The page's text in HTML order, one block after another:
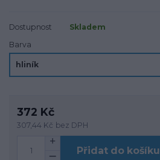
Dostupnost
Skladem
Barva
372 Kč
307,44 Kč bez DPH
Přidat do košíku